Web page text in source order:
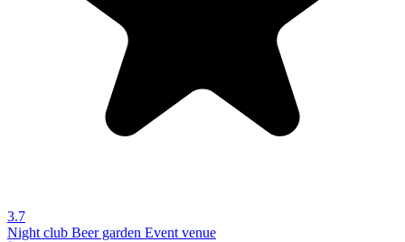
3.7
Night club Beer garden Event venue